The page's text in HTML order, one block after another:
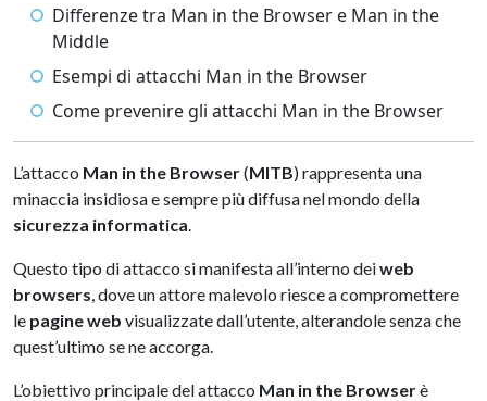
Differenze tra Man in the Browser e Man in the
Middle
Esempi di attacchi Man in the Browser
Come prevenire gli attacchi Man in the Browser
L’attacco Man in the Browser(MITB) rappresenta una
minaccia insidiosa e sempre più diffusa nel mondo della
sicurezza informatica.
Questo tipo di attacco si manifesta all’interno deiweb
browsers, dove un attore malevolo riesce a compromettere
le pagine web visualizzate dall’utente, alterandole senza che
quest’ultimo se ne accorga.
L’obiettivo principale del attacco Man in the Browserè